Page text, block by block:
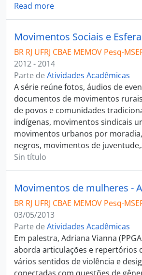
Read more
Movimentos Sociais e
BR RJ UFRJ CBAE MEMOV Pesq-
2012 - 2014
Parte de Atividades Acadêmicas
A série reúne fotos, áudios de
documentos de movimentos
de povos e comunidades
indígenas, movimentos sindicais
movimentos urbanos por
negros, movimentos de juventude,
Sin título
BR RJ UFRJ CBAE MEMOV Pesq-
03/05/2013
Parte de Atividades Acadêmicas
Em palestra, Adriana Vianna
aborda articulações e repertórios
vários sentidos de violência e